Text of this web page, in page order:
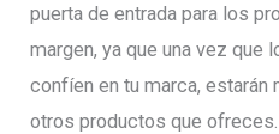
puerta de entrada para los
margen, ya que una vez que
confíen en tu marca,
otros productos que ofreces.